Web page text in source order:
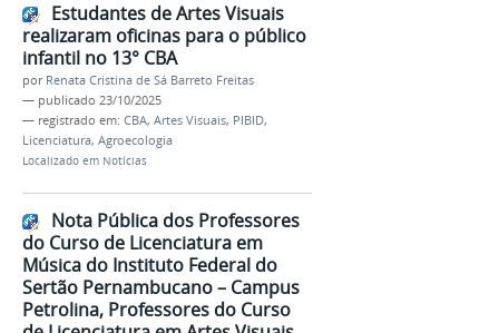
Estudantes de Artes Visuais
realizaram oficinas para o público
infantil no 13° CBA
por Renata Cristina de Sá Barreto Freitas
— publicado 23/10/2025
— registrado em: CBA, Artes Visuais, PIBID,
Licenciatura, Agroecologia
Localizado em Notícias
Nota Pública dos Professores
do Curso de Licenciatura em
Música do Instituto Federal do
Sertão Pernambucano – Campus
Petrolina, Professores do Curso